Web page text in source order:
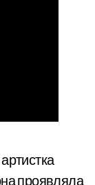
проявляла